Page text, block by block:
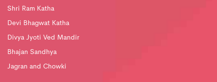
Shri Ram Katha
Devi Bhagwat Katha
Divya Jyoti Ved Mandir
Bhajan Sandhya
Jagran and Chowki